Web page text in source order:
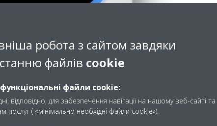
робота з сайтом завдяки
файлів cookie
файли cookie:
відповідно, для забезпечення навігації на нашому веб-сайті
послуг ( «мінімально необхідні файли cookie»).